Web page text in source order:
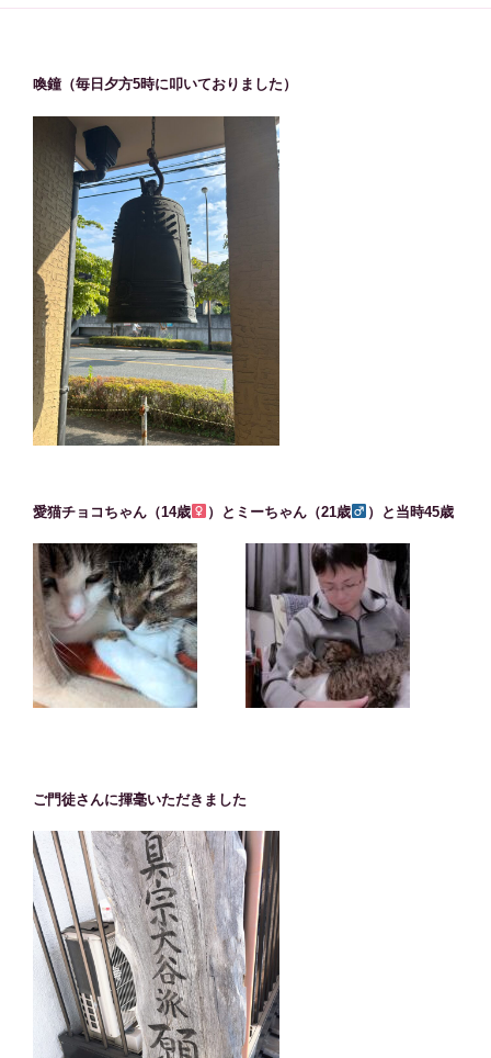
喚鐘（毎日夕方5時に叩いておりました）
愛猫チョコちゃん（14歳 ）とミーちゃん（21歳 ）と当時45歳
ご門徒さんに揮毫いただきました